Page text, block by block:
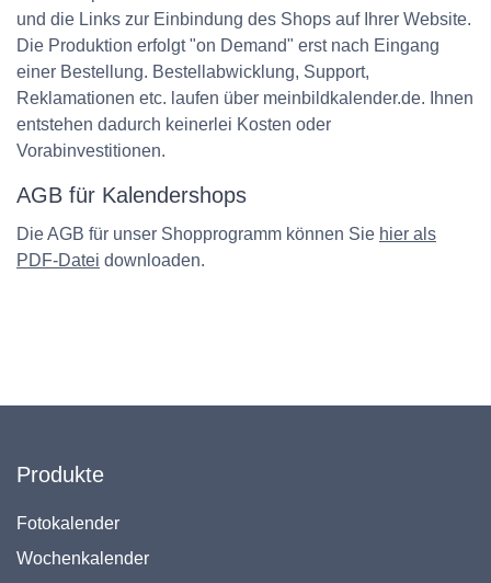
und die Links zur Einbindung des Shops auf Ihrer Website.
Die Produktion erfolgt "on Demand" erst nach Eingang
einer Bestellung. Bestellabwicklung, Support,
Reklamationen etc. laufen über meinbildkalender.de. Ihnen
entstehen dadurch keinerlei Kosten oder
Vorabinvestitionen.
AGB für Kalendershops
Die AGB für unser Shopprogramm können Sie hier als
PDF-Datei downloaden.
Produkte
Fotokalender
Wochenkalender